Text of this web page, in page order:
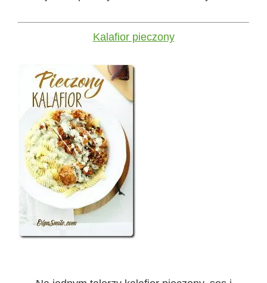
Kalafior pieczony